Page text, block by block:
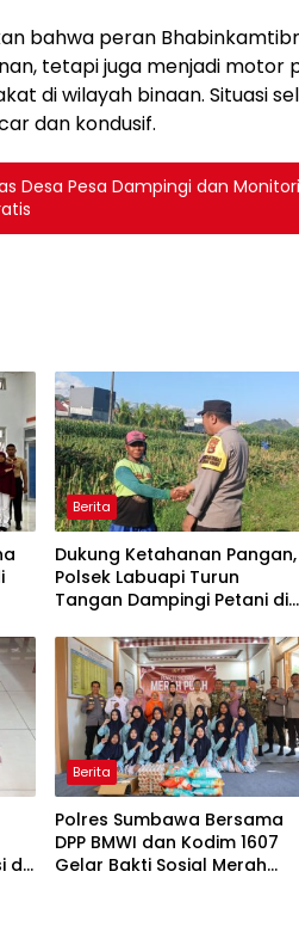
bahwa peran
tetapi juga menjadi motor
di wilayah binaan. Situasi
dan kondusif.
Desa Pesa Dampingi dan
Berita
Dukung Ketahanan Pangan,
Polsek Labuapi Turun
Tangan Dampingi Petani di
di
Berita
Polres Sumbawa Bersama
DPP BMWI dan Kodim 1607
Gelar Bakti Sosial Merah